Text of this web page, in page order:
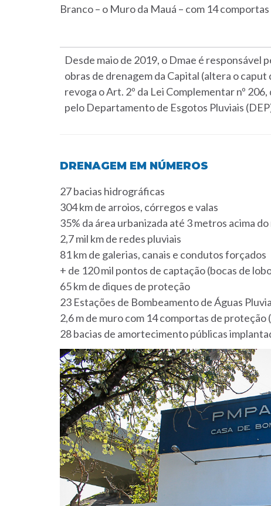
Branco – o Muro da Mauá – com 14
Desde maio de 2019, o Dmae é responsável
obras de drenagem da Capital (altera o caput
revoga o Art. 2º da Lei Complementar nº
pelo Departamento de Esgotos Pluviais
DRENAGEM EM NÚMEROS
27 bacias hidrográficas
304 km de arroios, córregos e valas
35% da área urbanizada até 3 metros acima
2,7 mil km de redes pluviais
81 km de galerias, canais e condutos forçados
+ de 120 mil pontos de captação (bocas de
65 km de diques de proteção
23 Estações de Bombeamento de Águas
2,6 m de muro com 14 comportas de proteção
28 bacias de amortecimento públicas